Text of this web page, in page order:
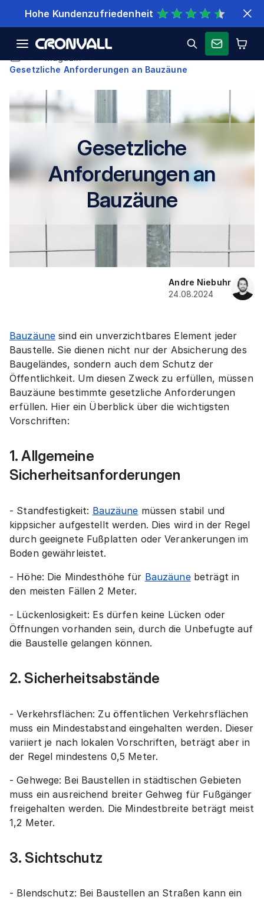
Schnelle Lieferung
Gesetzliche Anforderungen an Bauzäune
Gesetzliche
Anforderungen an
Bauzäune
Andre Niebuhr
24.08.2024
Bauzäune sind ein unverzichtbares Element jeder
Baustelle. Sie dienen nicht nur der Absicherung des
Baugeländes, sondern auch dem Schutz der
Öffentlichkeit. Um diesen Zweck zu erfüllen, müssen
Bauzäune bestimmte gesetzliche Anforderungen
erfüllen. Hier ein Überblick über die wichtigsten
Vorschriften:
1. Allgemeine
Sicherheitsanforderungen
- Standfestigkeit: Bauzäune müssen stabil und
kippsicher aufgestellt werden. Dies wird in der Regel
durch geeignete Fußplatten oder Verankerungen im
Boden gewährleistet.
- Höhe: Die Mindesthöhe für Bauzäunebeträgt in
den meisten Fällen 2 Meter.
- Lückenlosigkeit: Es dürfen keine Lücken oder
Öffnungen vorhanden sein, durch die Unbefugte auf
die Baustelle gelangen können.
2. Sicherheitsabstände
- Verkehrsflächen: Zu öffentlichen Verkehrsflächen
muss ein Mindestabstand eingehalten werden. Dieser
variiert je nach lokalen Vorschriften, beträgt aber in
der Regel mindestens 0,5 Meter.
- Gehwege: Bei Baustellen in städtischen Gebieten
muss ein ausreichend breiter Gehweg für Fußgänger
freigehalten werden. Die Mindestbreite beträgt meist
1,2 Meter.
3. Sichtschutz
- Blendschutz: Bei Baustellen an Straßen kann ein